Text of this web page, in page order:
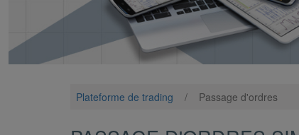
Plateforme de trading / Passage d'ordres